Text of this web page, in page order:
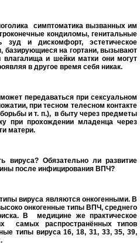
симптоматика вызванных им
кондиломы, генитальные
зуд и дискомфорт, эстетическое
базирующиеся на гортани, вызывают
влагалища и шейки матки они могут
в другое время себя никак.
передаваться при сексуальном
при тесном телесном контакте
и т. п.), в быту через предметы
при прохождении младенца через
матери.
вируса? Обязательно ли развитие
после инфицирования ВПЧ?
вируса являются онкогенными. В
онкогенные типы ВПЧ, среднего
В
медицине же практическое
самых распространённых типов
типы вируса16, 18, 31, 33, 35, 39,